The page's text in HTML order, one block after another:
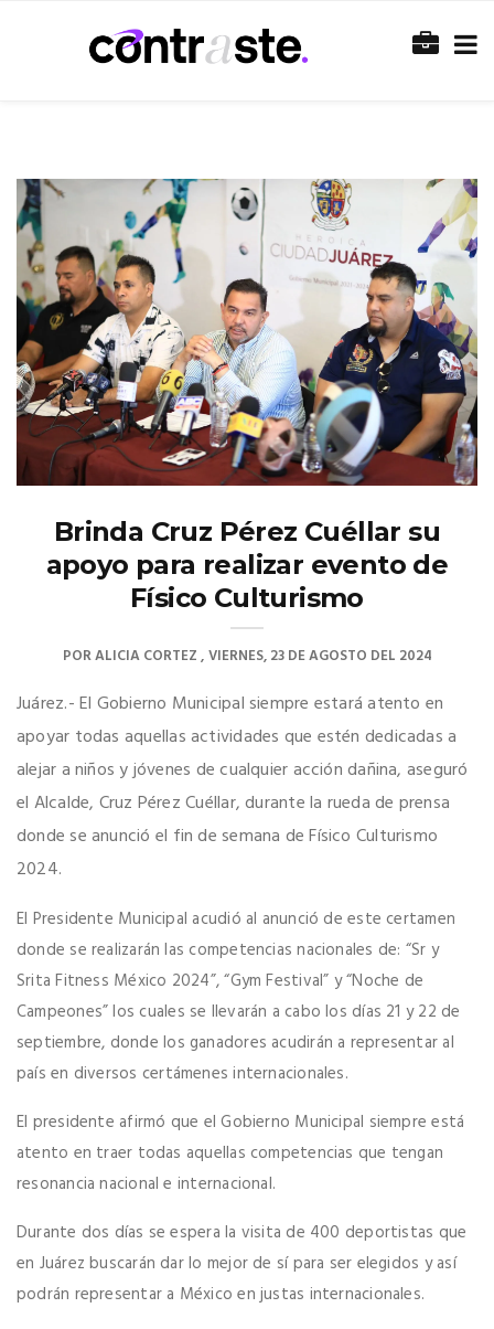
Brinda Cruz Pérez Cuéllar su
apoyo para realizar evento de
Físico Culturismo
PORALICIA CORTEZ VIERNES, 23 DE AGOSTO DEL 2024
Juárez.- El Gobierno Municipal siempre estará atento en
apoyar todas aquellas actividades que estén dedicadas a
alejar a niños y jóvenes de cualquier acción dañina, aseguró
el Alcalde, Cruz Pérez Cuéllar, durante la rueda de prensa
donde se anunció el fin de semana de Físico Culturismo
2024.
El Presidente Municipal acudió al anunció de este certamen
donde se realizarán las competencias nacionales de: “Sr y
Srita Fitness México 2024”, “Gym Festival” y “Noche de
Campeones” los cuales se llevarán a cabo los días 21 y 22 de
septiembre, donde los ganadores acudirán a representar al
país en diversos certámenes internacionales.
El presidente afirmó que el Gobierno Municipal siempre está
atento en traer todas aquellas competencias que tengan
resonancia nacional e internacional.
Durante dos días se espera la visita de 400 deportistas que
en Juárez buscarán dar lo mejor de sí para ser elegidos y así
podrán representar a México en justas internacionales.